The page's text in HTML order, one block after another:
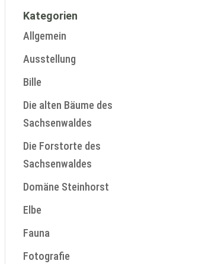
Kategorien
Allgemein
Ausstellung
Bille
Die alten Bäume des
Sachsenwaldes
Die Forstorte des
Sachsenwaldes
Domäne Steinhorst
Elbe
Fauna
Fotografie